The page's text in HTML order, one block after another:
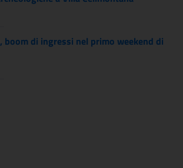
boom di ingressi nel primo weekend di